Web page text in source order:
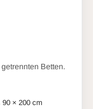
Betten.
90 × 200 cm